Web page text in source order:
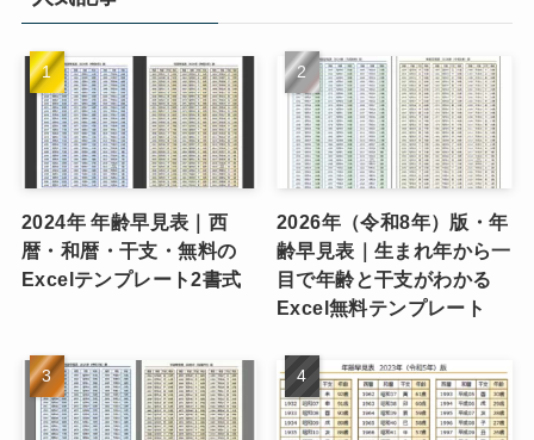
ー
2024年 年齢早見表｜西
暦・和暦・干支・無料の
Excelテンプレート2書式
2026年（令和8年）版・年
齢早見表｜生まれ年から一
目で年齢と干支がわかる
Excel無料テンプレート